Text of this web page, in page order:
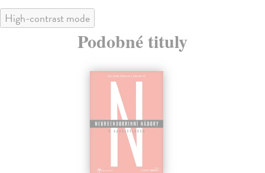
High-contrast mode
Podobné tituly